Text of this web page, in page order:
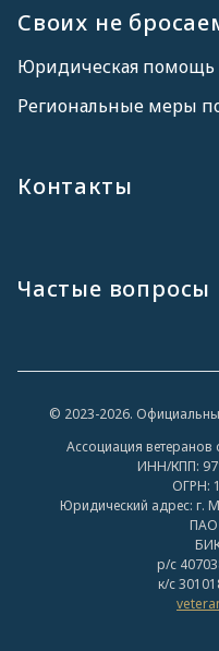
Своих не
Юридическая помощь
Региональные меры
Контакты
Частые вопросы
© 2023-2026.
Ассоциация
ИНН/КПП:
ОГРН:
Юридический адрес: г.
ПАО
р/с
к/с